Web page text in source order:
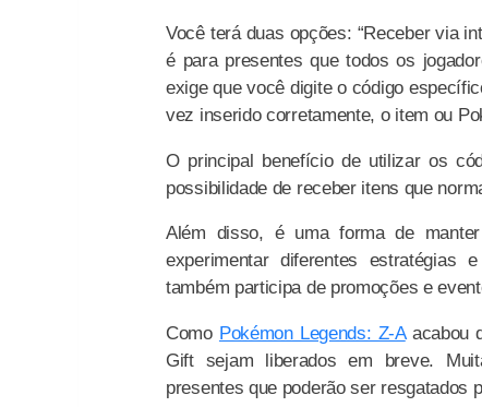
Você terá duas opções: “Receber via
é para presentes que todos os
exige que você digite o código
vez inserido corretamente, o item ou
O principal benefício de utilizar os
possibilidade de receber itens que
Além disso, é uma forma de
experimentar diferentes estratégias
também participa de promoções e
Como Pokémon Legends: Z-Aacabou
Gift sejam liberados em breve.
presentes que poderão ser resgatados